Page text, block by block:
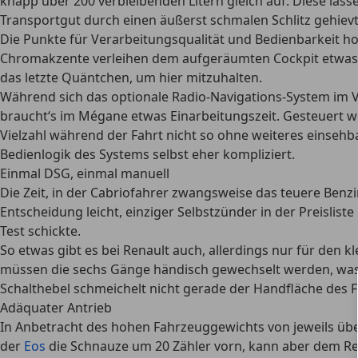
Transportgut durch einen äußerst schmalen Schlitz
Die Punkte für Verarbeitungsqualität und Bedienbarkeit
Chromakzente verleihen dem aufgeräumten Cockpit
das letzte Quäntchen, um hier mitzuhalten.
Während sich das optionale Radio-Navigations-System
braucht‘s im Mégane etwas Einarbeitungszeit.
Vielzahl während der Fahrt nicht so ohne weiteres
Bedienlogik des Systems selbst eher kompliziert.
Einmal DSG, einmal manuell
Die Zeit, in der Cabriofahrer zwangsweise das teuere
Entscheidung leicht, einziger Selbstzünder in der
Test schickte.
So etwas gibt es bei Renault auch, allerdings nur für den
müssen die sechs Gänge händisch gewechselt werden,
Schalthebel schmeichelt nicht gerade der Handfläche des
Adäquater Antrieb
In Anbetracht des hohen Fahrzeuggewichts von jeweils
der Eos die Schnauze um 20 Zähler vorn, kann aber dem